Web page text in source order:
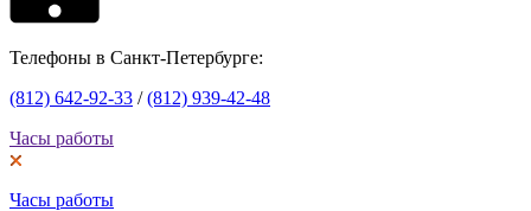
Телефоны в Санкт-Петербурге:
(812) 642-92-33 /(812) 939-42-48
Часы работы
Часы работы